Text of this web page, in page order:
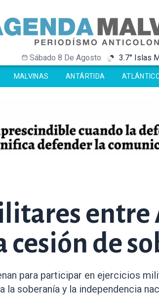
Sábado 8 De Agosto -32°
-1.7°
3.7° Islas
-32°
-1.7°
MALVINAS ANTÁRTIDA
entre
cesión de
para participar en ejercicios
soberanía y la independencia